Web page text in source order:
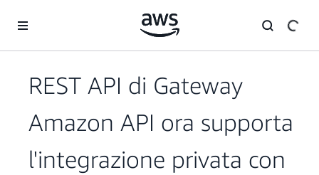
REST API di Gateway
Amazon API ora supporta
l'integrazione privata con